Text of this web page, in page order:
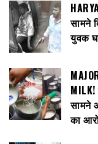
सामने
युवक
MILK!
सामने
का